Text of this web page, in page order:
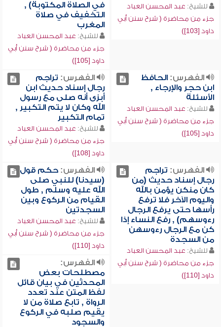
للشيخ: عبد المحسن العباد
جزء من محاضرة ( شرح سنن أبي
داود [103])
في الصلاة المكتوبة) ,
التخفيف في صلاة
المغرب
للشيخ: عبد المحسن العباد
جزء من محاضرة ( شرح سنن أبي
داود [105])
الفهرس:الحافظ
ابن حجر والإرجاء ,
الأسئلة
للشيخ: عبد المحسن العباد
جزء من محاضرة ( شرح سنن أبي
داود [105])
الفهرس: تراجم
رجال إسناد حديث ابن
أبزى أنه صلى مع رسول
الله وكان لا يتم التكبير ,
تمام التكبير
للشيخ: عبد المحسن العباد
جزء من محاضرة ( شرح سنن أبي
داود [108])
الفهرس: تراجم
رجال إسناد حديث (من
كان منكن يؤمن بالله
واليوم الآخر فلا ترفع
رأسها حتى يرفع الرجال
رءوسهم) , رفع النساء إذا
كن مع الرجال رءوسهن
من السجدة
للشيخ: عبد المحسن العباد
جزء من محاضرة ( شرح سنن أبي
داود [110])
الفهرس:حكم قول
(سيدنا) للنبي صلى
الله عليه وسلم , طول
القيام من الركوع وبين
السجدتين
للشيخ: عبد المحسن العباد
جزء من محاضرة ( شرح سنن أبي
داود [110])
الفهرس:
مصطلحات بعض
المحدثين في بيان قائل
لفظ المتن عند تعدد
الرواة , تابع صلاة من لا
يقيم صلبه في الركوع
والسجود